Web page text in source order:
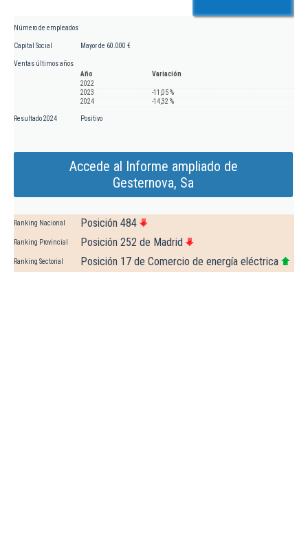
Número de empleados
Capital Social Mayor de 60.000 €
Ventas últimos años
Año
Variación
2022
2023
-11,05 %
2024
-14,32 %
Resultado 2024 Positivo
Accede al Informe ampliado de
Gesternova, Sa
Ranking Nacional Posición 484
Ranking Provincial Posición 252 de Madrid
Ranking Sectorial Posición 17 de Comercio de energía eléctrica